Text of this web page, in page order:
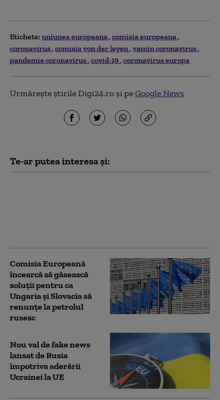
Etichete: uniunea europeana comisia europeana
coronavirus comisia von der leyen vaccin coronavirus
pandemie coronavirus covid-19 coronavirus europa
Urmărește știrile Digi24.ro și peGoogle News
Te-ar putea interesa și:
Comisia Europeană
încearcă să găsească
soluții pentru ca
Ungaria și Slovacia să
renunțe la petrolul
rusesc
Nou val de fake news
lansat de Rusia
împotriva aderării
Ucrainei la UE